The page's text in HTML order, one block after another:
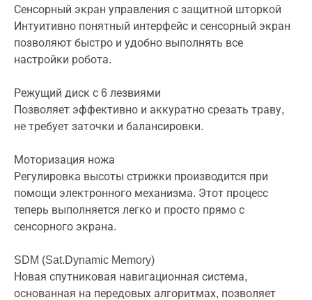
Сенсорный экран управления с защитной шторкой
Интуитивно понятный интерфейс и сенсорный экран
позволяют быстро и удобно выполнять все
настройки робота.
Режущий диск с 6 лезвиями
Позволяет эффективно и аккуратно срезать траву,
не требует заточки и балансировки.
Моторизация ножа
Регулировка высоты стрижки производится при
помощи электронного механизма. Этот процесс
теперь выполняется легко и просто прямо с
сенсорного экрана.
SDM (Sat.Dynamic Memory)
Новая спутниковая навигационная система,
основанная на передовых алгоритмах, позволяет